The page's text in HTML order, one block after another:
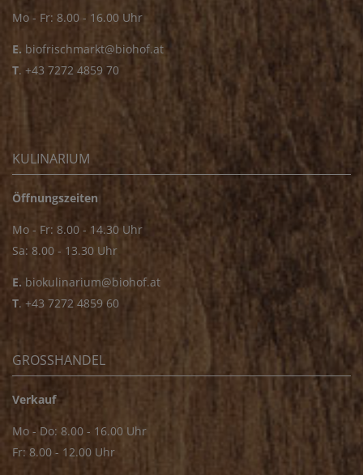
Mo - Fr: 8.00 - 16.00 Uhr
E. biofrischmarkt@biohof.at
T. +43 7272 4859 70
KULINARIUM
Öffnungszeiten
Mo - Fr: 8.00 - 14.30 Uhr
Sa: 8.00 - 13.30 Uhr
E. biokulinarium@biohof.at
T. +43 7272 4859 60
GROSSHANDEL
Verkauf
Mo - Do: 8.00 - 16.00 Uhr
Fr: 8.00 - 12.00 Uhr